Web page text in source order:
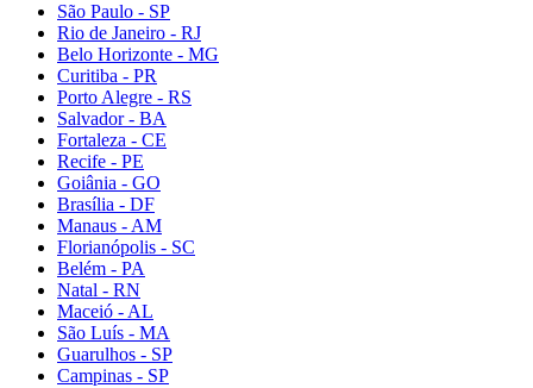
São Paulo - SP
Rio de Janeiro - RJ
Belo Horizonte - MG
Curitiba - PR
Porto Alegre - RS
Salvador - BA
Fortaleza - CE
Recife - PE
Goiânia - GO
Brasília - DF
Manaus - AM
Florianópolis - SC
Belém - PA
Natal - RN
Maceió - AL
São Luís - MA
Guarulhos - SP
Campinas - SP